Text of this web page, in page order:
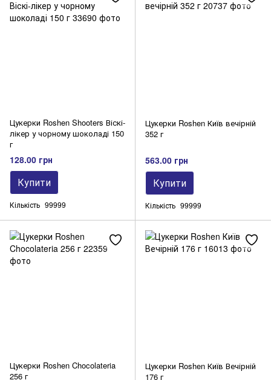
Цукерки Roshen Shooters Віскі-
лікер у чорному шоколаді 150
г
128.00 грн
Купити
Кількість 99999
Цукерки Roshen Київ вечірній
352 г
563.00 грн
Купити
Кількість 99999
Цукерки Roshen Chocolateria
256 г
Цукерки Roshen Київ Вечірній
176 г